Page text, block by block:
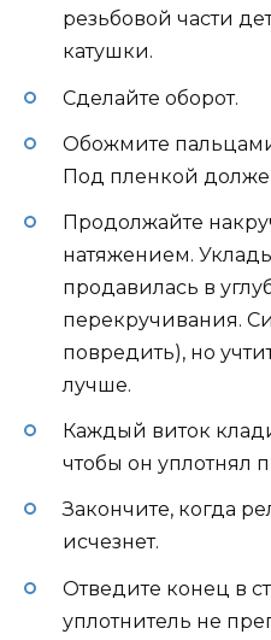
резьбовой части
катушки.
Сделайте оборот.
Обожмите
Под пленкой
Продолжайте
натяжением.
продавилась в
перекручивания.
повредить), но
лучше.
Каждый виток
чтобы он уплотнял
Закончите, когда
исчезнет.
Отведите конец в
уплотнитель не